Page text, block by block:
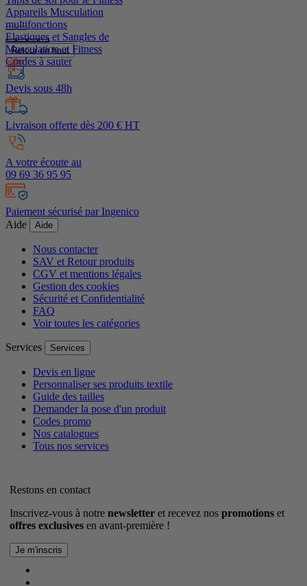
Appareils Musculation
multifonctions
Elastiques et Sangles de
Musculation et Fitness
Cordes à sauter
Retour en haut
Devis sous 48h
Livraison offerte dès 200 € HT
A votre écoute au
09 69 36 95 95
Paiement sécurisé par Ingenico
Aide
Aide
Nous contacter
SAV et Retour produits
CGV et mentions légales
Gestion des cookies
Sécurité et Confidentialité
FAQ
Voir toutes les catégories
Services Services
Devis en ligne
Personnaliser ses produits textile
Guide des tailles
Demander la pose d'un produit
Codes promo
Nos catalogues
Tous nos services
Restons en contact
Inscrivez-vous à notre newsletter et recevez nos promotions et
offres exclusives en avant-première !